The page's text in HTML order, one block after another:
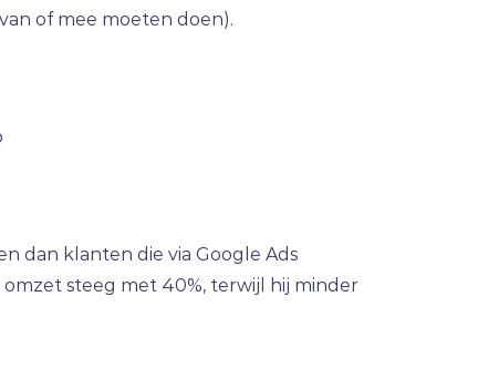
of mee moeten doen).
dan klanten die via Google Ads
steeg met 40%, terwijl hij minder